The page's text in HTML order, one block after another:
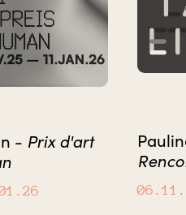
- Prix d'art